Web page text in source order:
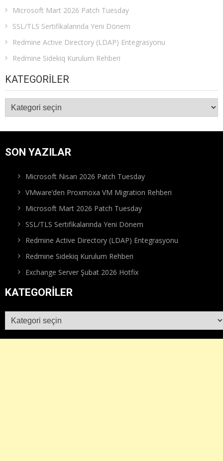
Microsoft Mart 2026 Patch Tuesday
SSL/TLS Sertifikalarında Yeni Dönem
Redmine Active Directory (LDAP) Entegrasyonu
Redmine Sidekiq Kurulum Rehberi
KATEGORILER
Kategoriler
SON YAZILAR
Microsoft Nisan 2026 Patch Tuesday
VMware’den Proxmoxa VM Migration Rehberi
Microsoft Mart 2026 Patch Tuesday
SSL/TLS Sertifikalarında Yeni Dönem
Redmine Active Directory (LDAP) Entegrasyonu
Redmine Sidekiq Kurulum Rehberi
Exchange Server Şubat 2026 Hotfix
KATEGORILER